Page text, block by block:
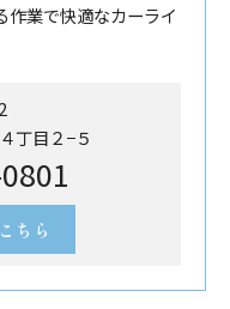
作業で快適なカーライ
丁目２−５
ちら